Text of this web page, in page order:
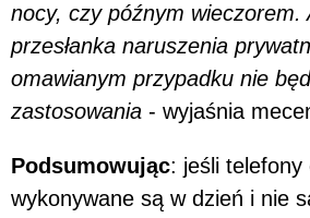
nocy, czy późnym wieczorem.
przesłanka naruszenia
omawianym przypadku nie
zastosowania - wyjaśnia
Podsumowując: jeśli
wykonywane są w dzień i nie